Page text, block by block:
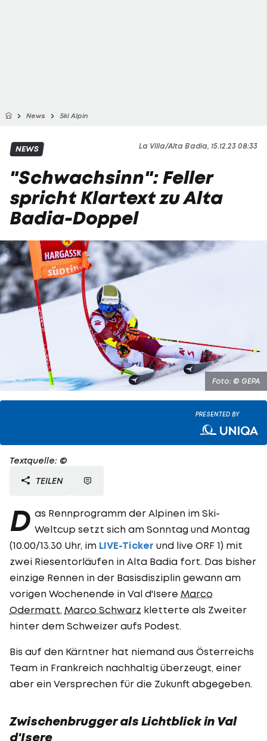
News Ski Alpin
La Villa/Alta Badia, 15.12.23 08:33
NEWS
"Schwachsinn": Feller
spricht Klartext zu Alta
Badia-Doppel
Foto: © GEPA
PRESENTED BY
Textquelle: ©
TEILEN
D as Rennprogramm der Alpinen im Ski-
Weltcup setzt sich am Sonntag und Montag
(10.00/13.30 Uhr, im LIVE-Ticker und live ORF 1) mit
zwei Riesentorläufen in Alta Badia fort. Das bisher
einzige Rennen in der Basisdisziplin gewann am
vorigen Wochenende in Val d'Isere Marco
Odermatt, Marco Schwarz kletterte als Zweiter
hinter dem Schweizer aufs Podest.
Bis auf den Kärntner hat niemand aus Österreichs
Team in Frankreich nachhaltig überzeugt, einer
aber ein Versprechen für die Zukunft abgegeben.
Zwischenbrugger als Lichtblick in Val
d'Isere